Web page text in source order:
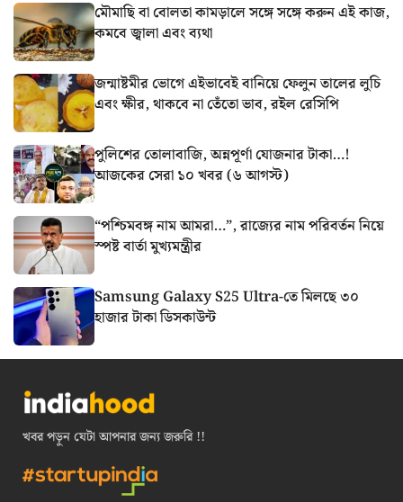
মৌমাছি বা বোলতা কামড়ালে সঙ্গে সঙ্গে করুন এই কাজ,
কমবে জ্বালা এবং ব্যথা
জন্মাষ্টমীর ভোগে এইভাবেই বানিয়ে ফেলুন তালের লুচি
এবং ক্ষীর, থাকবে না তেঁতো ভাব, রইল রেসিপি
পুলিশের তোলাবাজি, অন্নপূর্ণা যোজনার টাকা…!
আজকের সেরা ১০ খবর (৬ আগস্ট)
“পশ্চিমবঙ্গ নাম আমরা…”, রাজ্যের নাম পরিবর্তন নিয়ে
স্পষ্ট বার্তা মুখ্যমন্ত্রীর
Samsung Galaxy S25 Ultra-তে মিলছে ৩০
হাজার টাকা ডিসকাউন্ট
খবর পড়ুন যেটা আপনার জন্য জরুরি !!